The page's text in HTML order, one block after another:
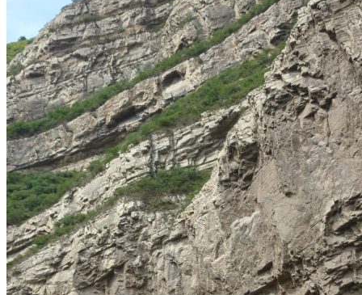
Nature et grands paysages
Famille et enfants
Trekking et aventure
Luxe et exception
Où et quand partir ?
Printemps
Eté
Automne
Hiver
Infos pratiques
Notre agence
Notre agence en Chine
Réseau Asian Roads
Garanties et engagements Asian Roads
Avis de nos voyageurs
Voyages d’affaires en Chine
Voyage scolaire et culturel en Chine
La Chine & ses secrets
Présentation de la Chine
Cuisines de Chine